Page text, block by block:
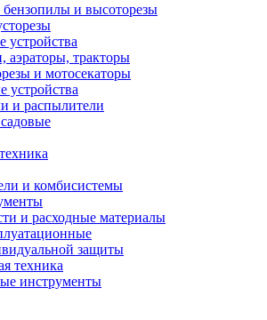
и высоторезы
устройства
аэраторы, тракторы
и мотосекаторы
устройства
и распылители
и комбисистемы
и расходные материалы
защиты
техника
инструменты